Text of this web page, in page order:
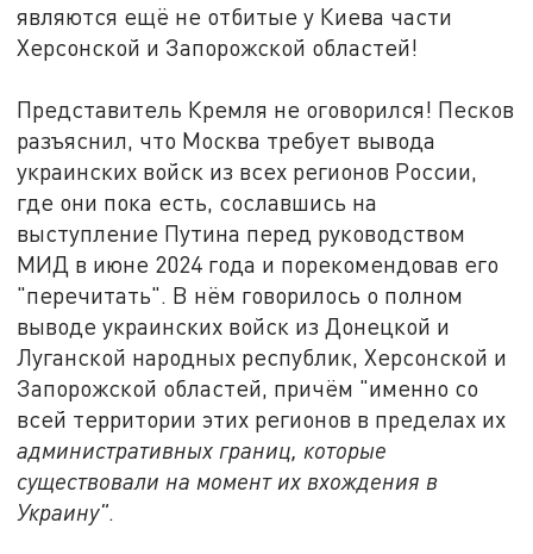
являются ещё не отбитые у Киева части
Херсонской и Запорожской областей!
Представитель Кремля не оговорился! Песков
разъяснил, что Москва требует вывода
украинских войск из всех регионов России,
где они пока есть, сославшись на
выступление Путина перед руководством
МИД в июне 2024 года и порекомендовав его
"перечитать". В нём говорилось о полном
выводе украинских войск из Донецкой и
Луганской народных республик, Херсонской и
Запорожской областей, причём "именно со
всей территории этих регионов в пределах их
административных границ, которые
существовали на момент их вхождения в
Украину".